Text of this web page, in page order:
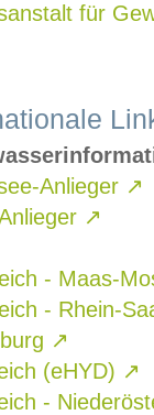
für
Anlieger ↗
↗
- Maas-
- Rhein-
↗
(eHYD) ↗
-